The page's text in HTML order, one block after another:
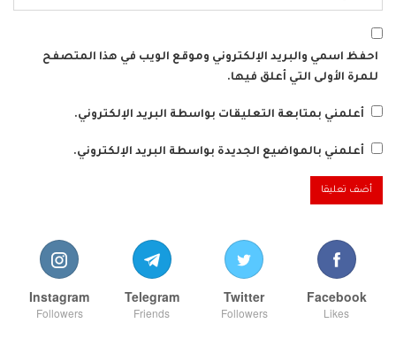
احفظ اسمي والبريد الإلكتروني وموقع الويب في هذا المتصفح
للمرة الأولى التي أعلق فيها.
أعلمني بمتابعة التعليقات بواسطة البريد الإلكتروني.
أعلمني بالمواضيع الجديدة بواسطة البريد الإلكتروني.
Facebook
Likes
Twitter
Followers
Telegram
Friends
Instagram
Followers